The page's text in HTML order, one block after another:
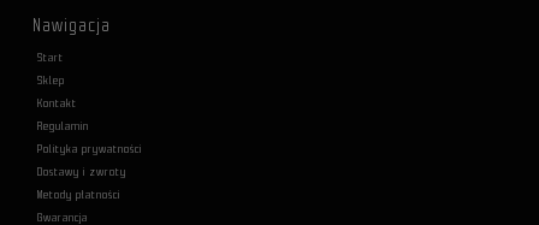
Nawigacja
Start
Sklep
Kontakt
Regulamin
Polityka prywatności
Dostawy i zwroty
Metody płatności
Gwarancja